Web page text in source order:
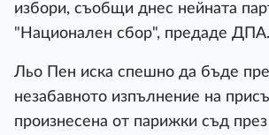
избори, съобщи днес нейната
"Национален сбор", предаде ДПА.
Льо Пен иска спешно да бъде
незабавното изпълнение на
произнесена от парижки съд през